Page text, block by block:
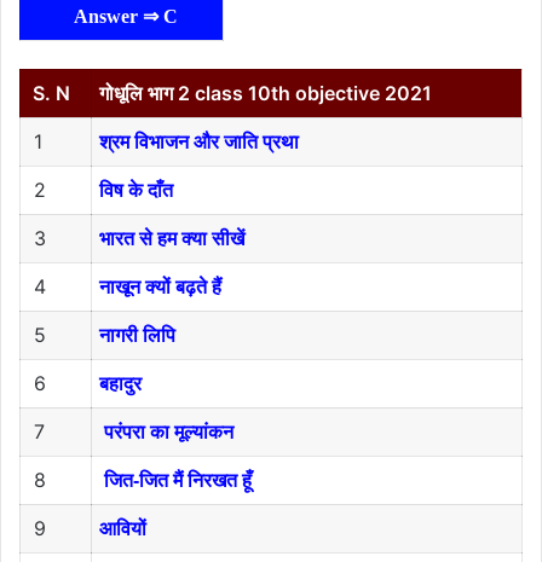
Answer ⇒ C
S. N
गोधूलि भाग 2 class 10th objective 2021
1
श्रम विभाजन और जाति प्रथा
2 विष के दाँत
3 भारत से हम क्या सीखें
4 नाखून क्यों बढ़ते हैं
5 नागरी लिपि
6 बहादुर
7 परंपरा का मूल्यांकन
8 जित-जित मैं निरखत हूँ
9 आवियों